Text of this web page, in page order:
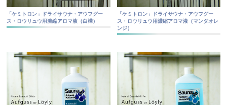
「ケミトロン」ドライサウナ・アウフグー
ス・ロウリュウ用濃縮アロマ液（白樺）
「ケミトロン」ドライサウナ・アウフグー
ス・ロウリュウ用濃縮アロマ液（マンダオレ
ンジ）